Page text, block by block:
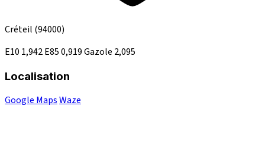
Créteil (94000)
E10 1,942E850,919Gazole 2,095
Localisation
Google MapsWaze